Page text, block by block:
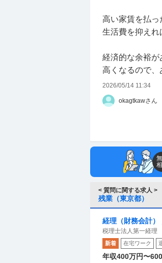
高い家賃を払
生活費を抑えれ
経済的な余裕が
高くなるので、
2026/05/14 11:34
okagtkawさん
< 質問に関する求人 >
残業（東京都）
経理（財務会計）
当充実
税理士法人第一経理
新着 在宅ワーク
年収400万円〜